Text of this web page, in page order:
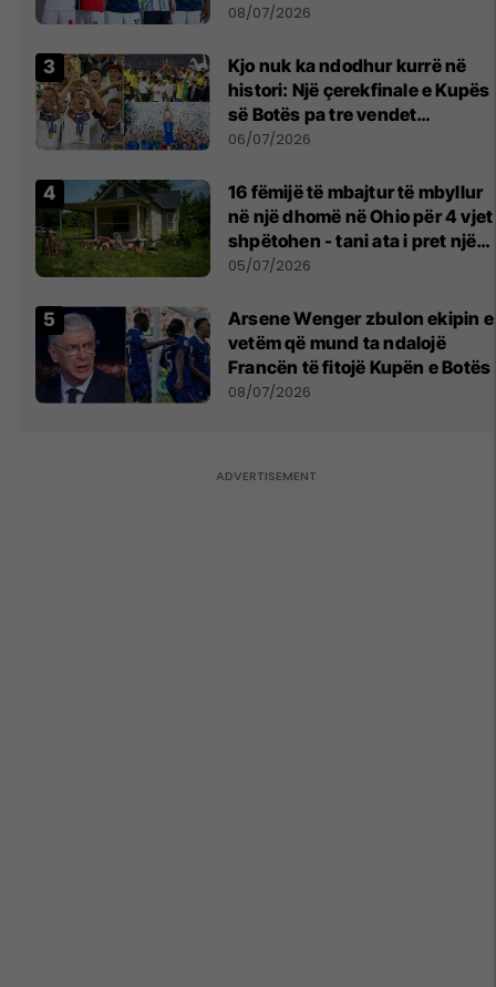
08/07/2026
Kjo nuk ka ndodhur kurrë në
histori: Një çerekfinale e Kupës
së Botës pa tre vendet
legjendare të futbollit
06/07/2026
16 fëmijë të mbajtur të mbyllur
në një dhomë në Ohio për 4 vjet
shpëtohen - tani ata i pret një
sfidë e madhe
05/07/2026
Arsene Wenger zbulon ekipin e
vetëm që mund ta ndalojë
Francën të fitojë Kupën e Botës
08/07/2026